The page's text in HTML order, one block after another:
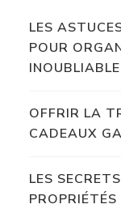
LES
POUR
INOUBLIABLE
OFFRIR LA
CADEAUX
LES